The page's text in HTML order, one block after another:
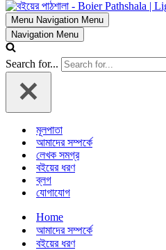
Menu Navigation Menu
Navigation Menu
Search for...
মূলপাতা
আমাদের সম্পর্কে
লেখক সমগ্র
বইয়ের ধরণ
ব্লগ
যোগাযোগ
Home
আমাদের সম্পর্কে
বইয়ের ধরণ